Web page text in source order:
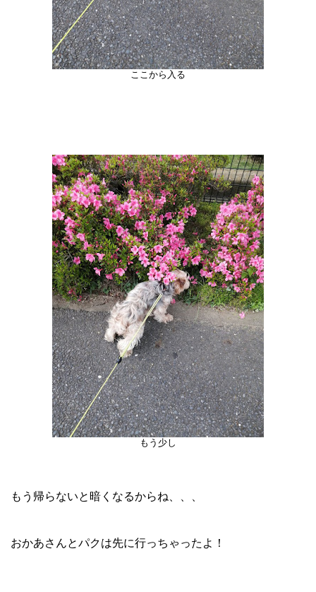
ここから入る
もう少し
もう帰らないと暗くなるからね、、、
おかあさんとパクは先に行っちゃったよ！